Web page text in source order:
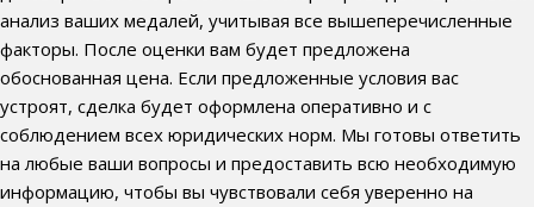
анализ ваших медалей, учитывая все вышеперечисленные
факторы. После оценки вам будет предложена
обоснованная цена. Если предложенные условия вас
устроят, сделка будет оформлена оперативно и с
соблюдением всех юридических норм. Мы готовы ответить
на любые ваши вопросы и предоставить всю необходимую
информацию, чтобы вы чувствовали себя уверенно на